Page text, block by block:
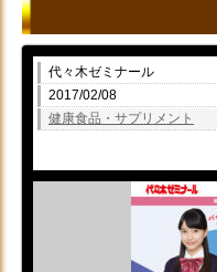
代々木ゼミナール
2017/02/08
健康食品・サプリメント